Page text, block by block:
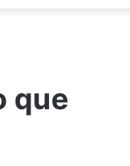
que